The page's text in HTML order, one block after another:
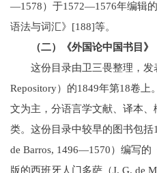
—1578）于1572—1576年编辑
语法与词汇》[188]等。
（二）《外国论中国书目》
这份目录由卫三畏整理，发
Repository）的1849年第18卷
文为主，分语言学文献、译本
类。这份目录中较早的图书包括
de Barros, 1496—1570）编写的
版的西班牙人门多萨（J. G. de